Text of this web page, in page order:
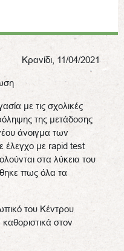
Κρανίδι, 11/04/2021
με τις σχολικές
της μετάδοσης
άνοιγμα των
έλεγχο με rapid test
στα λύκεια του
πως όλα τα
του Κέντρου
στον